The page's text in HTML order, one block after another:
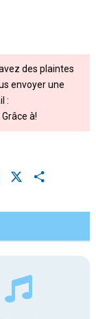
des plaintes
envoyer une
:
. Grâce à!
Skype